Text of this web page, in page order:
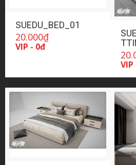
SUEDU_BED_01
20.000₫
VIP - 0đ